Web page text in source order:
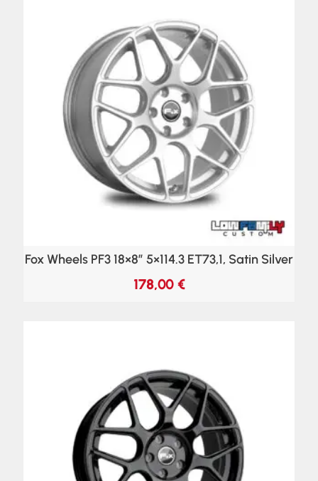
Fox Wheels PF3 18×8″ 5×114.3 ET73,1, Satin Silver
178,00 €